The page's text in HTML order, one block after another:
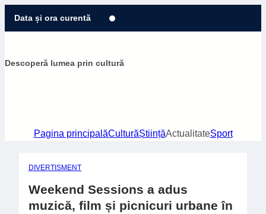
Data și ora curentă
Descoperă lumea prin cultură
Pagina principalăCulturăȘtiințăActualitateSport
DIVERTISMENT
Weekend Sessions a adus
muzică, film și picnicuri urbane în